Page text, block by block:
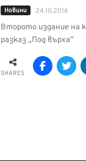
Новини 24.10.2016
Второто издание на
разказ „Под върха”
SHARES